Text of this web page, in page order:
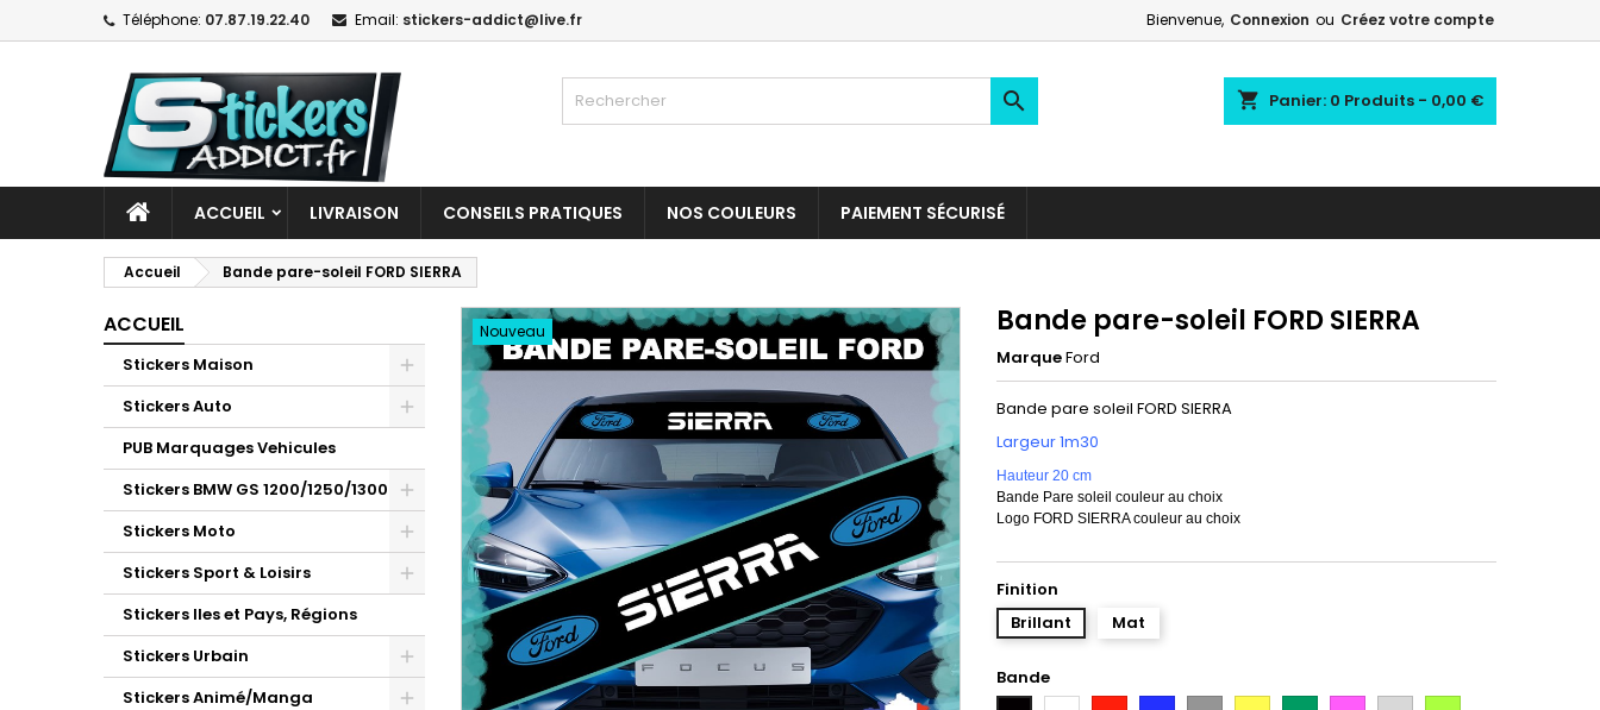
Téléphone: 07.87.19.22.40 Email: stickers-addict@live.fr Bienvenue, Connexion ou Créez votre compte
shopping_cart Panier: 0 Produits - 0,00 €

ACCUEIL LIVRAISON CONSEILS PRATIQUES NOS COULEURS PAIEMENT SÉCURISÉ
Accueil Bande pare-soleil FORD SIERRA
ACCUEIL
Stickers Maison
Stickers Auto
PUB Marquages Vehicules
Stickers BMW GS 1200/1250/1300
Stickers Moto
Stickers Sport & Loisirs
Stickers Iles et Pays, Régions
Stickers Urbain
Stickers Animé/Manga
Nouveau Bande pare-soleil FORD SIERRA
MarqueFord
Bande pare soleil FORD SIERRA
Largeur 1m30
Hauteur 20 cm
Bande Pare soleil couleur au choix
Logo FORD SIERRA couleur au choix
Finition
Brillant
Mat
Bande